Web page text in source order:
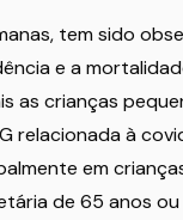
tem sido
e a
as crianças
relacionada à
em
de 65 anos